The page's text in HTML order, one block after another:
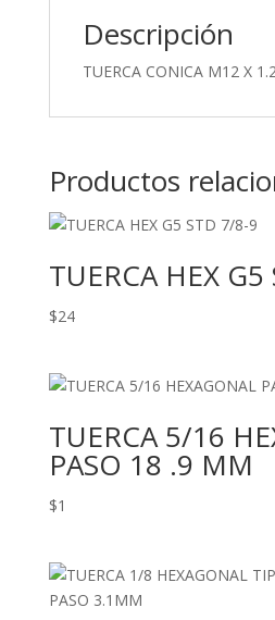
Descripción
TUERCA CONICA M12 X
Productos
TUERCA HEX
$24
TUERCA 5/16
PASO 18 .9 MM
$1